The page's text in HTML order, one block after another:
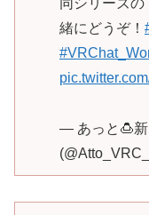
同シリーズ
緒にどうぞ！
— あっと🍮新